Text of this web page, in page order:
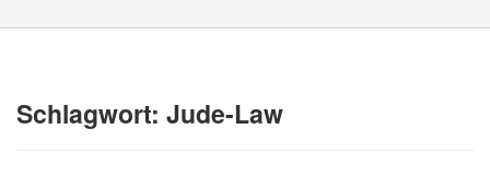
Schlagwort: Jude-Law